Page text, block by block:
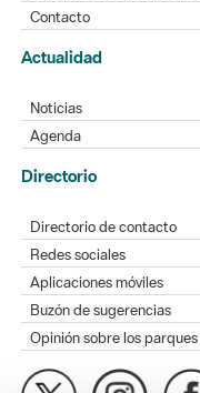
Contacto
Actualidad
Noticias
Agenda
Directorio
Directorio de contacto
Redes sociales
Aplicaciones móviles
Buzón de sugerencias
Opinión sobre los parques